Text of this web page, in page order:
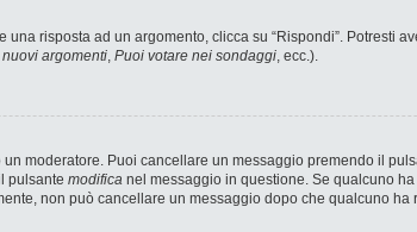
risposta ad un argomento, clicca su “Rispondi”. Potresti
argomenti, Puoi votare nei sondaggi, ecc.).
moderatore. Puoi cancellare un messaggio premendo il
pulsante modifica nel messaggio in questione. Se qualcuno
non può cancellare un messaggio dopo che qualcuno ha